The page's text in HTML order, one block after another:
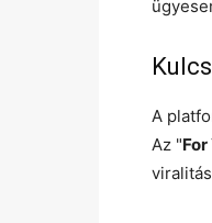
A
Az "For